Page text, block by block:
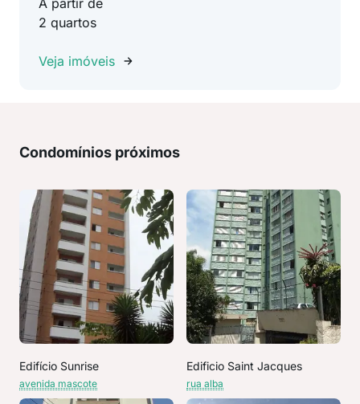
A partir de
2 quartos
Veja imóveis
Condomínios próximos
Edifício Sunrise
avenida mascote
Edificio Saint Jacques
rua alba